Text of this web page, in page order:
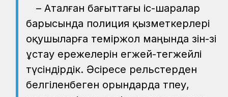
– Аталған бағыттағы іс-шаралар
барысында полиция қызметкерлері
оқушыларға теміржол маңында өзін-өзі
ұстау ережелерін егжей-тегжейлі
түсіндірдік. Әсіресе рельстерден
белгіленбеген орындарда өтпеу,